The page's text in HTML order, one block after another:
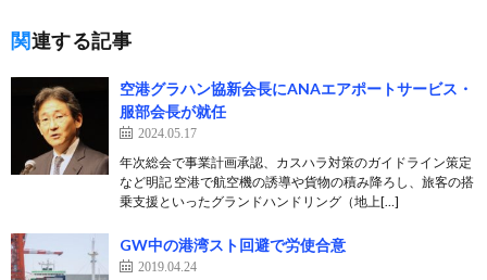
関連する記事
空港グラハン協新会長にANAエアポートサービス・
服部会長が就任
2024.05.17
年次総会で事業計画承認、カスハラ対策のガイドライン策定
など明記 空港で航空機の誘導や貨物の積み降ろし、旅客の搭
乗支援といったグランドハンドリング（地上[…]
GW中の港湾スト回避で労使合意
2019.04.24